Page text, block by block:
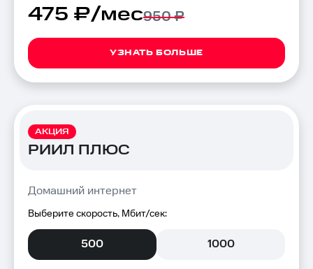
475 ₽/мес950 ₽
УЗНАТЬ БОЛЬШЕ
АКЦИЯ
РИИЛ ПЛЮС
Домашний интернет
Выберите скорость, Мбит/сек:
500 1000